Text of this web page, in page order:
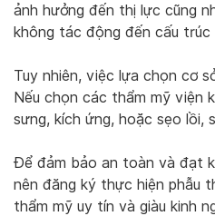
ảnh hưởng đến thị lực cũng
không tác động đến cấu
Tuy nhiên, việc lựa chọn cơ
Nếu chọn các thẩm mỹ viện
sưng, kích ứng, hoặc sẹo lồi,
Để đảm bảo an toàn và đạt
nên đăng ký thực hiện phẫu
thẩm mỹ uy tín và giàu kinh